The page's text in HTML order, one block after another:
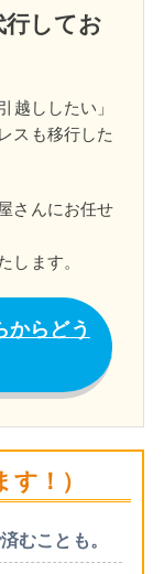
行してお
越ししたい」
スも移行した
さんにお任せ
します。
からどう
！）
むことも。